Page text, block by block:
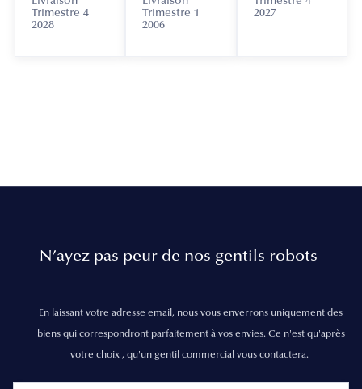
Trimestre 4
2028
Trimestre 1
2006
2027
N’ayez pas peur de nos gentils robots
En laissant votre adresse email, nous vous enverrons uniquement des
biens qui correspondront parfaitement à vos envies. Ce n'est qu'après
votre choix , qu'un gentil commercial vous contactera.